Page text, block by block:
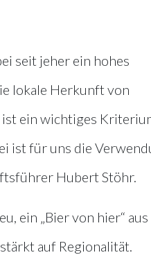
seit jeher ein hohes
lokale Herkunft von
ist ein wichtiges
ist für uns die
Hubert Stöhr.
ein „Bier von hier“
auf Regionalität.